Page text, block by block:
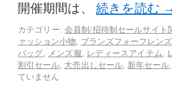
開催期間は、 続きを読む
カテゴリー: 会員制/招待制セールサイト
ァッション小物
ブランズフォーフレンズ
バッグ
メンズ服 レディースアイテム
割引セール 大売出しセール, 新年セール
ていません